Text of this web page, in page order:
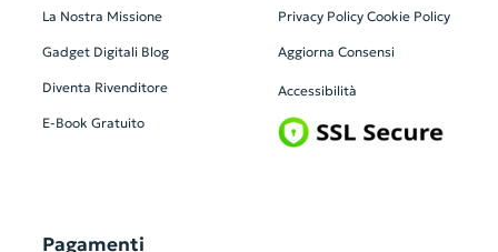
La Nostra Missione
Gadget Digitali Blog
Diventa Rivenditore
E-Book Gratuito
Privacy Policy Cookie Policy
Aggiorna Consensi
Accessibilità
Pagamenti